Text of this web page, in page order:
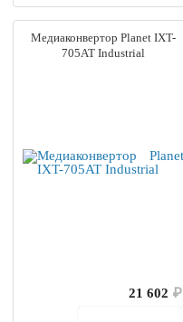
Медиаконвертор Planet IXT-
705AT Industrial
21 602 ₽